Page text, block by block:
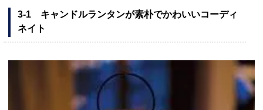
3-1 キャンドルランタンが素朴でかわいいコーディ
ネイト